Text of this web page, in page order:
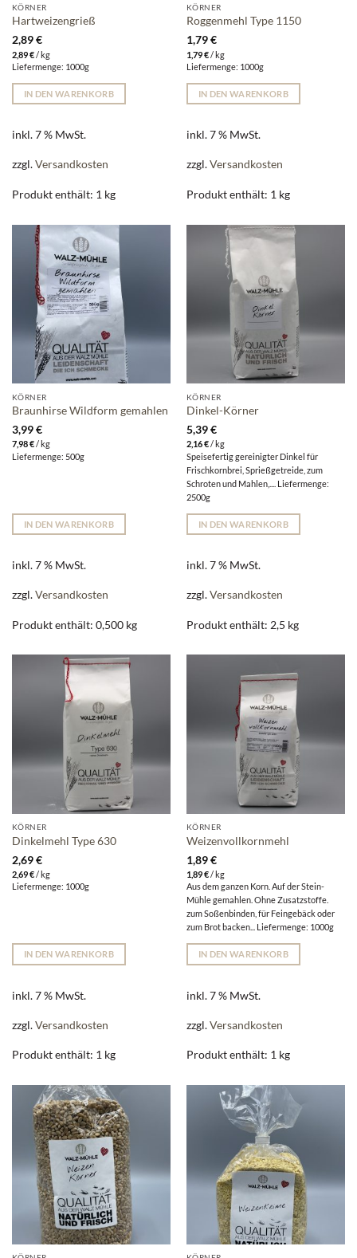
KÖRNER
Hartweizengrieß
2,89€
2,89€/kg
Liefermenge: 1000g
IN DEN WARENKORB
inkl. 7 % MwSt.
zzgl.Versandkosten
Produkt enthält: 1 kg
KÖRNER
Roggenmehl Type 1150
1,79€
1,79€/kg
Liefermenge: 1000g
IN DEN WARENKORB
inkl. 7 % MwSt.
zzgl.Versandkosten
Produkt enthält: 1 kg
KÖRNER
Braunhirse Wildform gemahlen
3,99€
7,98€/ kg
Liefermenge: 500g
IN DEN WARENKORB
inkl. 7 % MwSt.
zzgl.Versandkosten
Produkt enthält: 0,500 kg
KÖRNER
Dinkel-Körner
5,39€
2,16€/ kg
Speisefertig gereinigter Dinkel für
Frischkornbrei, Sprießgetreide, zum
Schroten und Mahlen,.... Liefermenge:
2500g
IN DEN WARENKORB
inkl. 7 % MwSt.
zzgl.Versandkosten
Produkt enthält: 2,5 kg
KÖRNER
Dinkelmehl Type 630
2,69€
2,69€/ kg
Liefermenge: 1000g
IN DEN WARENKORB
inkl. 7 % MwSt.
zzgl.Versandkosten
Produkt enthält: 1 kg
KÖRNER
Weizenvollkornmehl
1,89€
1,89€/ kg
Aus dem ganzen Korn. Auf der Stein-
Mühle gemahlen. Ohne Zusatzstoffe.
zum Soßenbinden, für Feingebäck oder
zum Brot backen... Liefermenge: 1000g
IN DEN WARENKORB
inkl. 7 % MwSt.
zzgl.Versandkosten
Produkt enthält: 1 kg